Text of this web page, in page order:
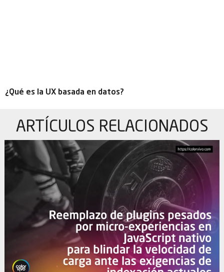
¿Qué es la UX basada en datos?
ARTÍCULOS RELACIONADOS